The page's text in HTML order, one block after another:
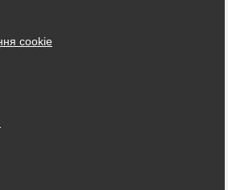
cookie